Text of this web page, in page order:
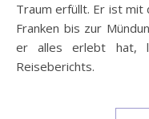
Traum erfüllt. Er ist mit
Franken bis zur
er alles erlebt hat,
Reiseberichts.